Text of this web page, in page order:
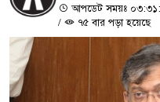
আপডেট সময়ঃ
/
৭৫ বার পড়া হয়েছে